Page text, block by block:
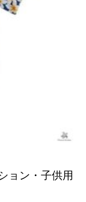
ョン・子供用